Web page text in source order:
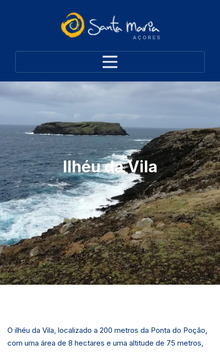
Ilhéu da Vila
O ilhéu da Vila, localizado a 200 metros da Ponta do Poção,
com uma área de 8 hectares e uma altitude de 75 metros,